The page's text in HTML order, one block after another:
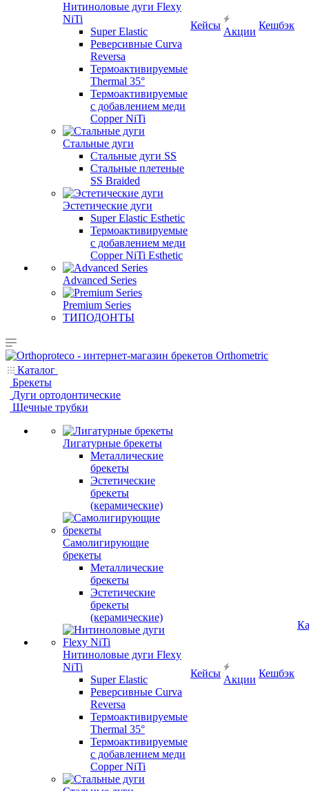
Нитиноловые дуги Flexy
NiTi
Super Elastic
Реверсивные Curva
Reversa
Термоактивируемые
Thermal 35°
Термоактивируемые
с добавлением меди
Copper NiTi
Стальные дуги
Стальные дуги SS
Стальные плетеные
SS Braided
Эстетические дуги
Super Elastic Esthetic
Термоактивируемые
с добавлением меди
Copper NiTi Esthetic
Advanced Series
Premium Series
ТИПОДОНТЫ
Кейсы
Акции
Кешбэк
Каталог
Брекеты
Дуги ортодонтические
Щечные трубки
Лигатурные брекеты
Металлические
брекеты
Эстетические
брекеты
(керамические)
Самолигирующие
брекеты
Металлические
брекеты
Эстетические
брекеты
(керамические)
Нитиноловые дуги Flexy
NiTi
Super Elastic
Реверсивные Curva
Reversa
Термоактивируемые
Thermal 35°
Термоактивируемые
с добавлением меди
Copper NiTi
Кейсы
Акции
Кешбэк